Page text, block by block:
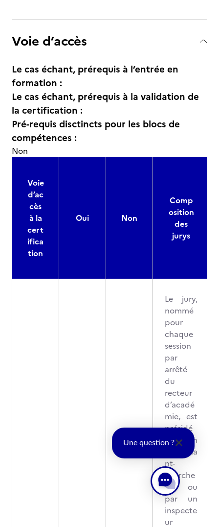
Voie d’accès
Le cas échant, prérequis à l’entrée en
formation :
Le cas échant, prérequis à la validation de
la certification :
Pré-requis disctincts pour les blocs de
compétences :
Non
Voie
d’ac
cès
à la
cert
ifica
tion
Oui Non
Comp
osition
des
jurys
Le jury,
nommé
pour
chaque
session
par
arrêté
du
recteur
d’acadé
mie, est
présidé
par un
enseigna
nt-
cherche
ur ou
par un
inspecte
ur
Une question ?